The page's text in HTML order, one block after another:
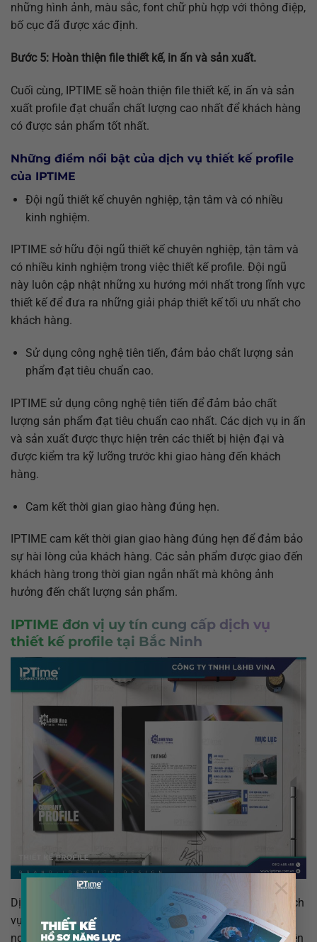
×
những hình ảnh, màu sắc, font chữ phù hợp với thông điệp,
bố cục đã được xác định.
Bước 5: Hoàn thiện file thiết kế, in ấn và sản xuất.
Cuối cùng, IPTIME sẽ hoàn thiện file thiết kế, in ấn và sản
xuất profile đạt chuẩn chất lượng cao nhất để khách hàng
có được sản phẩm tốt nhất.
Những điểm nổi bật của dịch vụ thiết kế profile
của IPTIME
Đội ngũ thiết kế chuyên nghiệp, tận tâm và có nhiều
kinh nghiệm.
IPTIME sở hữu đội ngũ thiết kế chuyên nghiệp, tận tâm và
có nhiều kinh nghiệm trong việc thiết kế profile. Đội ngũ
này luôn cập nhật những xu hướng mới nhất trong lĩnh vực
thiết kế để đưa ra những giải pháp thiết kế tối ưu nhất cho
khách hàng.
Sử dụng công nghệ tiên tiến, đảm bảo chất lượng sản
phẩm đạt tiêu chuẩn cao.
IPTIME sử dụng công nghệ tiên tiến để đảm bảo chất
lượng sản phẩm đạt tiêu chuẩn cao nhất. Các dịch vụ in ấn
và sản xuất được thực hiện trên các thiết bị hiện đại và
được kiểm tra kỹ lưỡng trước khi giao hàng đến khách
hàng.
Cam kết thời gian giao hàng đúng hẹn.
IPTIME cam kết thời gian giao hàng đúng hẹn để đảm bảo
sự hài lòng của khách hàng. Các sản phẩm được giao đến
khách hàng trong thời gian ngắn nhất mà không ảnh
hưởng đến chất lượng sản phẩm.
IPTIME đơn vị uy tín cung cấp dịch vụ
thiết kế profile tại Bắc Ninh
Dịch vụ thiết kế profile của IPTIME là một trong những dịch
vụ được nhiều khách hàng tin tưởng và lựa chọn. Với đội
ngũ chuyên viên giàu kinh nghiệm, sử dụng công nghệ tiên